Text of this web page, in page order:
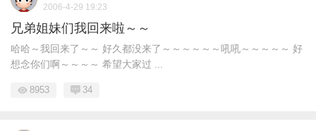
2006-4-29 19:23
兄弟姐妹们我回来啦～～
哈哈～我回来了～～ 好久都没来了～～～～～～吼吼～～～～～ 好
想念你们啊～～～～ 希望大家过 ...
8953 34